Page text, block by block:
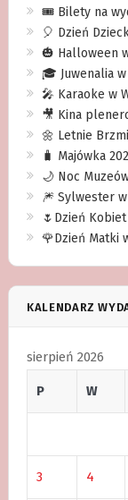
🎟️ Bilety na
🎈 Dzień
🎃 Halloween
🎓 Juwenalia
🎤 Karaoke w
🎥 Kina
🌼 Letnie
🧳 Majówka
🌙 Noc
🎆 Sylwester
🌷Dzień
🌹Dzień Matki
KALENDARZ
sierpień 2026
P W
3 4